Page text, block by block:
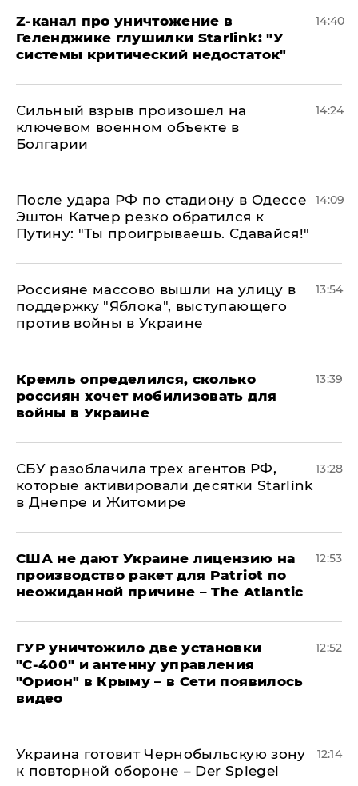
Z-канал про уничтожение в
Геленджике глушилки Starlink: "У
системы критический недостаток"
14:40
Сильный взрыв произошел на
ключевом военном объекте в
Болгарии
14:24
После удара РФ по стадиону в Одессе
Эштон Катчер резко обратился к
Путину: "Ты проигрываешь. Сдавайся!"
14:09
Россияне массово вышли на улицу в
поддержку "Яблока", выступающего
против войны в Украине
13:54
Кремль определился, сколько
россиян хочет мобилизовать для
войны в Украине
13:39
СБУ разоблачила трех агентов РФ,
которые активировали десятки Starlink
в Днепре и Житомире
13:28
США не дают Украине лицензию на
производство ракет для Patriot по
неожиданной причине – The Atlantic
12:53
ГУР уничтожило две установки
"С‑400" и антенну управления
"Орион" в Крыму – в Сети появилось
видео
12:52
Украина готовит Чернобыльскую зону
к повторной обороне – Der Spiegel
12:14